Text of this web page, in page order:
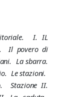
I. IL
Il povero di
La sbarra.
Le stazioni.
Stazione II.